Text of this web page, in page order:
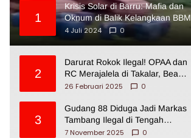
1
Krisis Solar di Barru: Mafia dan
Oknum di Balik Kelangkaan BBM
4 Juli 2024
0
2
Darurat Rokok Ilegal! OPAA dan
RC Merajalela di Takalar, Bea
Cukai Impoten
26 Februari 2025 0
3
Gudang 88 Diduga Jadi Markas
Tambang Ilegal di Tengah
Permukiman Warga Makassar
7 November 2025 0